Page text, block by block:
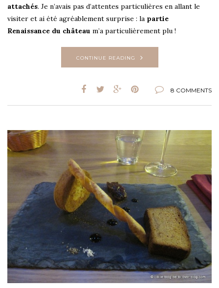
attachés. Je n’avais pas d’attentes particulières en allant le
visiter et ai été agréablement surprise : la partie
Renaissance du château m’a particulièrement plu !
CONTINUE READING
8 COMMENTS